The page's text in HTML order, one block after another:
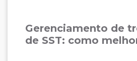
Gerenciamento de
de SST: como